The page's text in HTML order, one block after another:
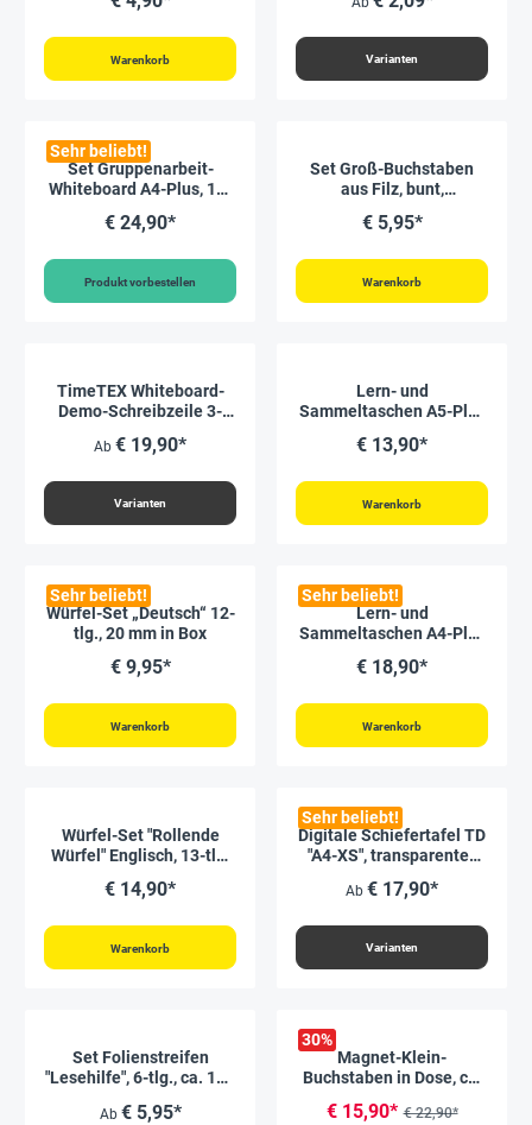
Warenkorb Varianten
Sehr beliebt!
Set Gruppenarbeit-
Whiteboard A4-Plus, 16-
€ 24,90*
Produkt vorbestellen
Set Groß-Buchstaben
aus Filz, bunt,
€ 5,95*
Warenkorb
TimeTEX Whiteboard-
Demo-Schreibzeile 3-
tlg.
Ab € 19,90*
Varianten
Lern- und
Sammeltaschen A5-Plus
10-tlg.
€ 13,90*
Warenkorb
Sehr beliebt!
Würfel-Set „Deutsch“ 12-
tlg., 20 mm in Box
€ 9,95*
Warenkorb
Sehr beliebt!
Lern- und
Sammeltaschen A4-Plus
Farbeinfassung, 10-tlg.
€ 18,90*
Warenkorb
Würfel-Set "Rollende
Würfel" Englisch, 13-tlg.
€ 14,90*
Warenkorb
Sehr beliebt!
Digitale Schiefertafel TD
"A4-XS", transparentes
Ab € 17,90*
Varianten
Set Folienstreifen
"Lesehilfe", 6-tlg., ca. 110
Ab € 5,95*
30%
Magnet-Klein-
Buchstaben in Dose, ca.
€ 15,90* € 22,90*